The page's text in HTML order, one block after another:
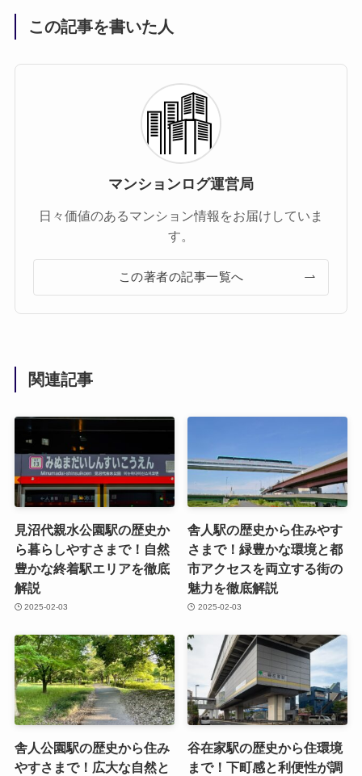
この記事を書いた人
マンションログ運営局
日々価値のあるマンション情報をお届けしていま
す。
この著者の記事一覧へ
関連記事
見沼代親水公園駅の歴史か
ら暮らしやすさまで！自然
豊かな終着駅エリアを徹底
解説
2025-02-03
舎人駅の歴史から住みやす
さまで！緑豊かな環境と都
市アクセスを両立する街の
魅力を徹底解説
2025-02-03
舎人公園駅の歴史から住み
やすさまで！広大な自然と
谷在家駅の歴史から住環境
まで！下町感と利便性が調